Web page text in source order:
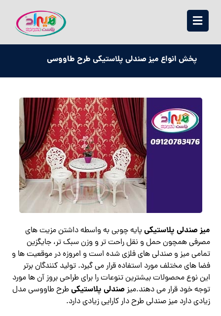
پخش انواع میز صندلی پلاستیکی طرح طاووسی
میز صندلی پلاستیکیپایه چوبی به واسطه داشتن مزیت های
مصرفی همچون حمل و نقل راحت تر و وزن سبک تر، جایگزین
تمامی میز و صندلی های فلزی شده است و امروزه در موقعیت ها و
فضا های مختلف مورد استفاده قرار می‌ گیرد. تولید کنندگان برتر
این نوع محصولات بیشترین تنوعات را برای طراحی بروز آن ها مورد
توجه خود قرار می‌ دهند.میز صندلی پلاستیکیطرح طاووسی مدل
زیادی دارد میز صندلی طرح دار کارایی زیادی دارد.